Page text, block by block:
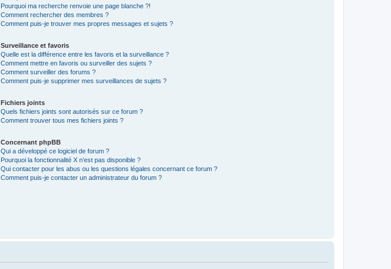
Pourquoi ma recherche renvoie une page blanche ?!
Comment rechercher des membres ?
Comment puis-je trouver mes propres messages et sujets ?
Surveillance et favoris
Quelle est la différence entre les favoris et la surveillance ?
Comment mettre en favoris ou surveiller des sujets ?
Comment surveiller des forums ?
Comment puis-je supprimer mes surveillances de sujets ?
Fichiers joints
Quels fichiers joints sont autorisés sur ce forum ?
Comment trouver tous mes fichiers joints ?
Concernant phpBB
Qui a développé ce logiciel de forum ?
Pourquoi la fonctionnalité X n’est pas disponible ?
Qui contacter pour les abus ou les questions légales concernant ce forum ?
Comment puis-je contacter un administrateur du forum ?